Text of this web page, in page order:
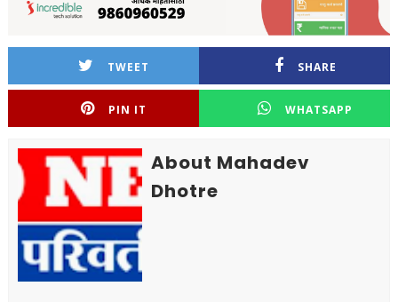
TWEET SHARE
PIN IT WHATSAPP
About Mahadev
Dhotre